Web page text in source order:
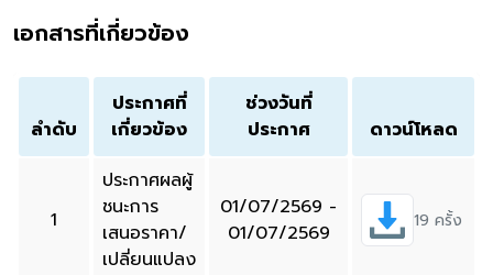
เอกสารที่เกี่ยวข้อง
ลำดับ
ประกาศที่
เกี่ยวข้อง
ช่วงวันที่
ประกาศ
ดาวน์โหลด
1
ประกาศผลผู้
ชนะการ
เสนอราคา/
เปลี่ยนแปลง
01/07/2569 -
01/07/2569
19 ครั้ง